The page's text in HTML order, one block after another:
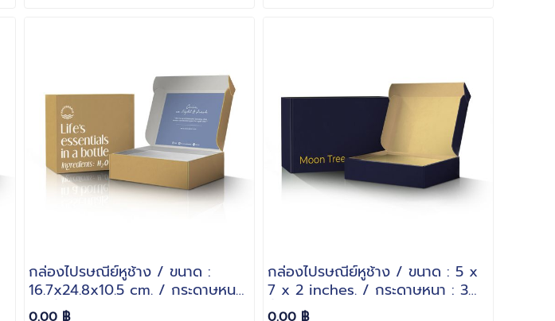
กล่องไปรษณีย์หูช้าง / ขนาด :
16.7x24.8x10.5 cm. / กระดาษหนา
: 3 ชั้นลอน B
กล่องไปรษณีย์หูช้าง / ขนาด : 5 x
7 x 2 inches. / กระดาษหนา : 3
ชั้นลอน B